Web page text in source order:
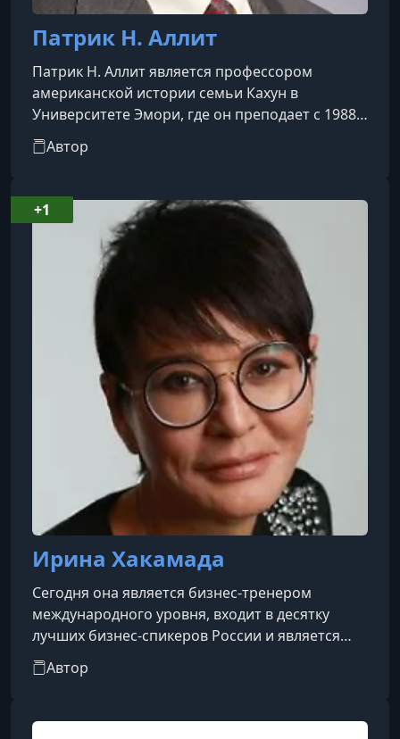
Патрик Н. Аллит
Патрик Н. Аллит является профессором
американской истории семьи Кахун в
Университете Эмори, где он преподает с 1988
года. Он получил степень доктора философии
по американской истории в Калифорнийском
постдокторские стажировки в Гарвардской
богословской школе и Принстонском
университете. Он является широко
публикуемым автором, чьи книги включают
"Климат кризиса: Америка в эпоху экологизма",
"Консерваторы: Идеи и личн
Автор
Ирина Хакамада
Сегодня она является бизнес-тренером
международного уровня, входит в десятку
лучших бизнес-спикеров России и является
автором множества онлайн- и офлайн-
программ.Создав свой личный бренд, она
президенты России и вошла в список 100
Автор
+1